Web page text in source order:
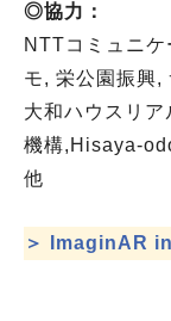
◎協力：
NTTコミュニ
モ, 栄公園振興,
大和ハウスリ
機構,Hisaya-
他
＞ ImaginAR